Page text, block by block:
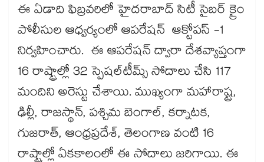
ఈ ఏడాది ఫిబ్రవరిలో హైదరాబాద్​ సిటీ సైబర్​ క్రైం​
పోలీసుల ఆధ్వర్యంలో ఆపరేషన్ ఆక్టోపస్ -1
నిర్వహించారు. ఈ ఆపరేషన్ ద్వారా దేశవ్యాప్తంగా
16 రాష్ట్రాల్లో 32 స్పెషల్​టీమ్స్​ సోదాలు చేసి 117
మందిని అరెస్టు చేశాయి. ముఖ్యంగా మహారాష్ట్ర,
ఢిల్లీ, రాజస్థాన్, పశ్చిమ బెంగాల్, కర్నాటక,
గుజరాత్, ఆంధ్రప్రదేశ్, తెలంగాణ వంటి 16
రాష్ట్రాల్లో ఏకకాలంలో ఈ సోదాలు జరిగాయి. ఈ